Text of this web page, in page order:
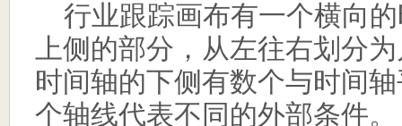
行业跟踪画布有一个横向
上侧的部分，从左往右划分
时间轴的下侧有数个与时间
个轴线代表不同的外部条件。